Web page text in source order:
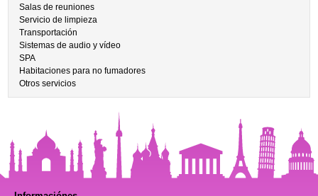
Salas de reuniones
Servicio de limpieza
Transportación
Sistemas de audio y vídeo
SPA
Habitaciones para no fumadores
Otros servicios